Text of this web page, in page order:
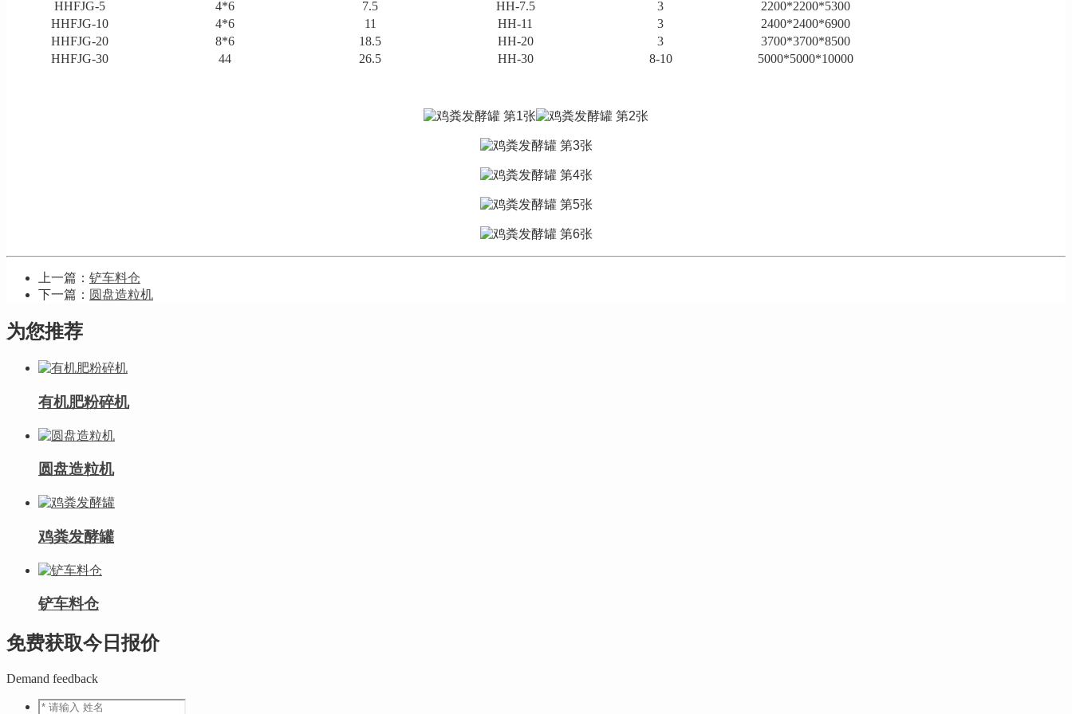
HHFJG-5 4*6 7.5 HH-7.5 3
2200*2200*5300
HHFJG-10
4*6 11 HH-11 3
2400*2400*6900
HHFJG-20
8*6 18.5 HH-20 3
3700*3700*8500
HHFJG-30
44 26.5 HH-30 8-10 5000*5000*10000
上一篇： 铲车料仓
下一篇： 圆盘造粒机
为您推荐
有机肥粉碎机
圆盘造粒机
鸡粪发酵罐
铲车料仓
免费获取今日报价
Demand feedback